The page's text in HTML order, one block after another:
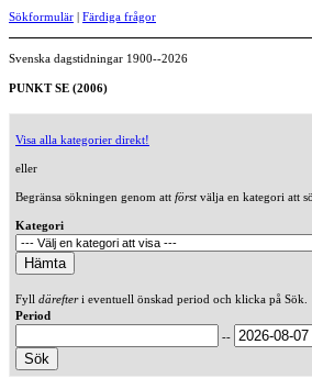
Sökformulär | Färdiga frågor
Svenska dagstidningar 1900--2026
PUNKT SE (2006)
Visa alla kategorier direkt!
eller
Begränsa sökningen genom att förstvälja en kategori att
Kategori
Fyll därefteri eventuell önskad period och klicka på Sök.
Period
--